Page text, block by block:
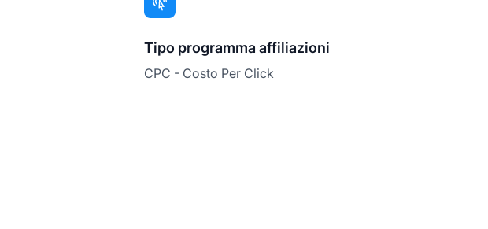
Tipo programma affiliazioni
CPC - Costo Per Click